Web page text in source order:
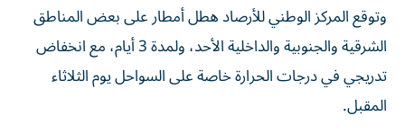
وتوقع المركز الوطني للأرصاد هطل أمطار على بعض المناطق
الشرقية والجنوبية والداخلية الأحد، ولمدة 3 أيام، مع انخفاض
تدريجي في درجات الحرارة خاصة على السواحل يوم الثلاثاء
المقبل.